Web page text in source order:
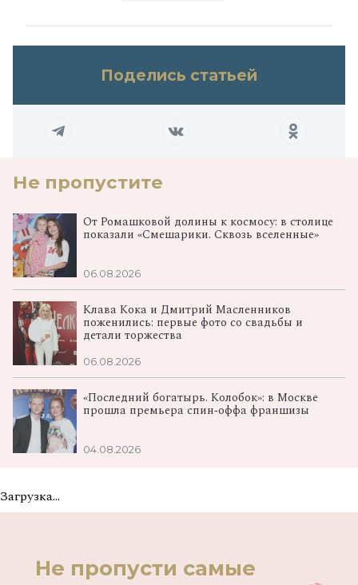
Поделись статьей
Не пропустите
От Ромашковой долины к космосу: в столице
показали «Смешарики. Сквозь вселенные»
06.08.2026
Клава Кока и Дмитрий Масленников
поженились: первые фото со свадьбы и
детали торжества
06.08.2026
«Последний богатырь. Колобок»: в Москве
прошла премьера спин‑оффа франшизы
04.08.2026
Загрузка...
Не пропусти самые